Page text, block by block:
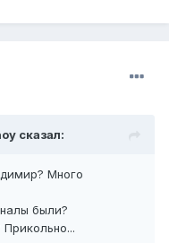
сказал:
Много
были?